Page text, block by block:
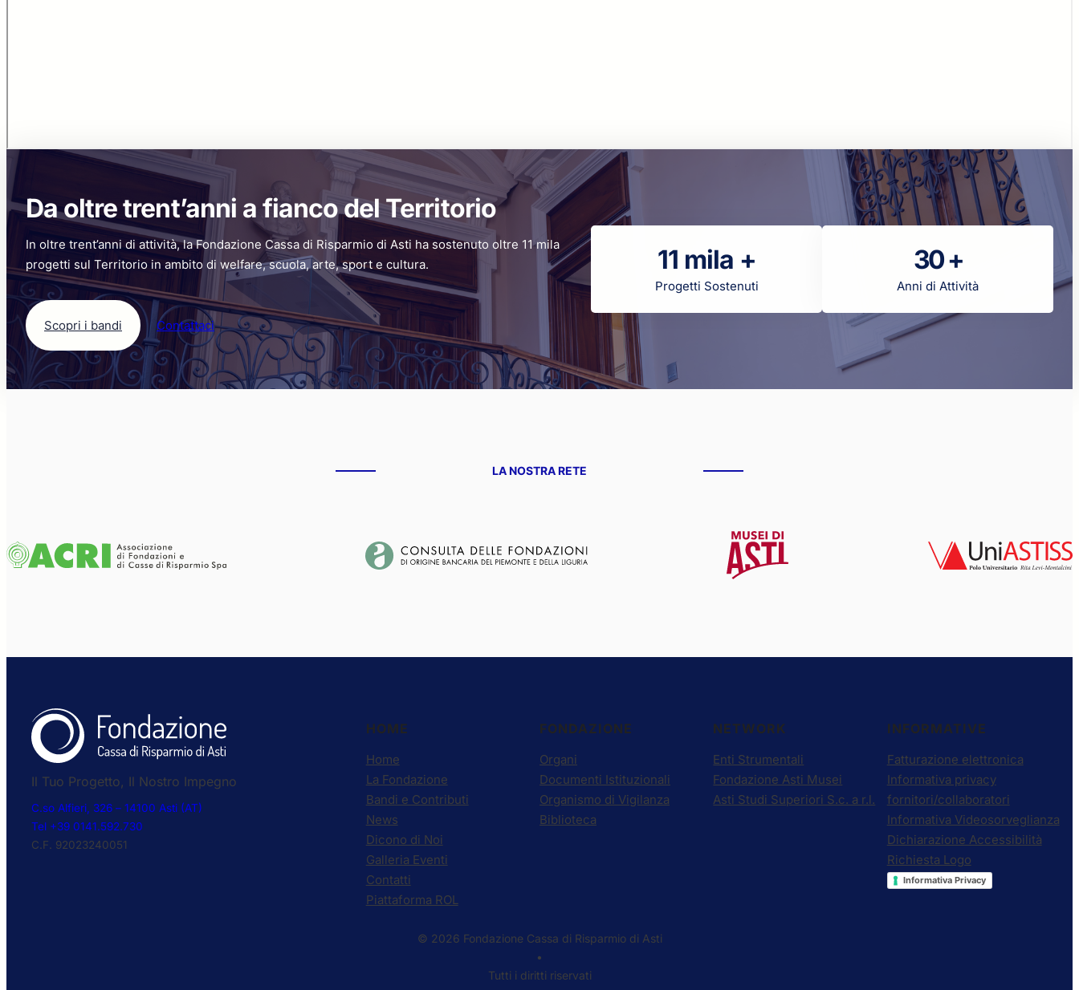
Da oltre trent’anni a fianco del Territorio
In oltre trent’anni di attività, la Fondazione Cassa di Risparmio di Asti ha sostenuto oltre 11 mila
progetti sul Territorio in ambito di welfare, scuola, arte, sport e cultura.
Scopri i bandi Contattaci
11 mila +
Progetti Sostenuti
30 +
Anni di Attività
LA NOSTRA RETE
Il Tuo Progetto, Il Nostro Impegno
C.so Alfieri, 326 – 14100 Asti (AT)
Tel +39 0141.592.730
C.F. 92023240051
HOME
Home
La Fondazione
Bandi e Contributi
News
Dicono di Noi
Galleria Eventi
Contatti
Piattaforma ROL
FONDAZIONE
Organi
Documenti Istituzionali
Organismo di Vigilanza
Biblioteca
NETWORK
Enti Strumentali
Fondazione Asti Musei
Asti Studi Superiori S.c. a r.l.
INFORMATIVE
Fatturazione elettronica
Informativa privacy
fornitori/collaboratori
Informativa Videosorveglianza
Dichiarazione Accessibilità
Richiesta Logo
Informativa Privacy
© 2026 Fondazione Cassa di Risparmio di Asti
•
Tutti i diritti riservati